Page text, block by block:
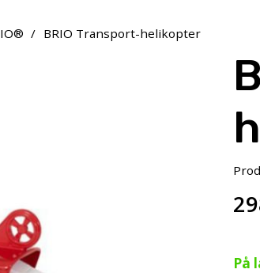
/ BRIO Transport-helikopter
På